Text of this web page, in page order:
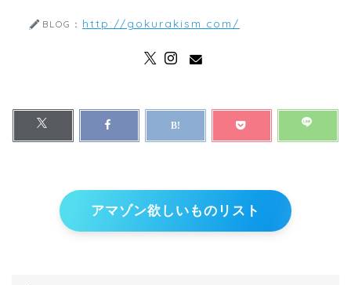
BLOG： http://gokurakism.com/
アマゾン欲しいものリスト